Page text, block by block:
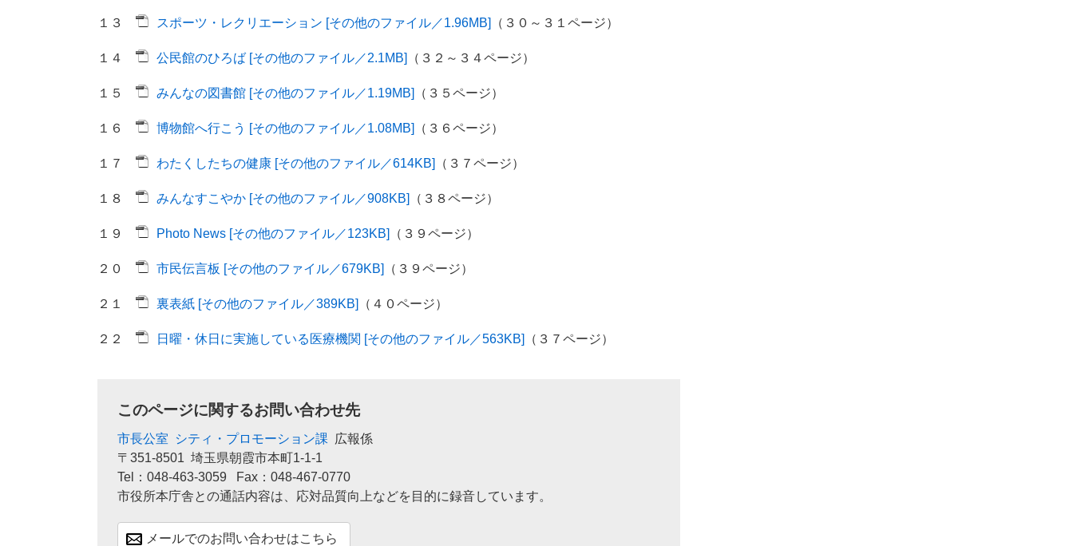
１３ スポーツ・レクリエーション [その他のファイル／1.96MB] （３０～３１ページ）
１４ 公民館のひろば [その他のファイル／2.1MB] （３２～３４ページ）
１５ みんなの図書館 [その他のファイル／1.19MB] （３５ページ）
１６ 博物館へ行こう [その他のファイル／1.08MB] （３６ページ）
１７ わたくしたちの健康 [その他のファイル／614KB] （３７ページ）
１８ みんなすこやか [その他のファイル／908KB] （３８ページ）
１９ Photo News [その他のファイル／123KB] （３９ページ）
２０ 市民伝言板 [その他のファイル／679KB] （３９ページ）
２１ 裏表紙 [その他のファイル／389KB] （４０ページ）
２２ 日曜・休日に実施している医療機関 [その他のファイル／563KB] （３７ページ）
このページに関するお問い合わせ先
市長公室 シティ・プロモーション課
広報係
〒351-8501 埼玉県朝霞市本町1-1-1
Tel：048-463-3059
Fax：048-467-0770
市役所本庁舎との通話内容は、応対品質向上などを目的に録音しています。
メールでのお問い合わせはこちら